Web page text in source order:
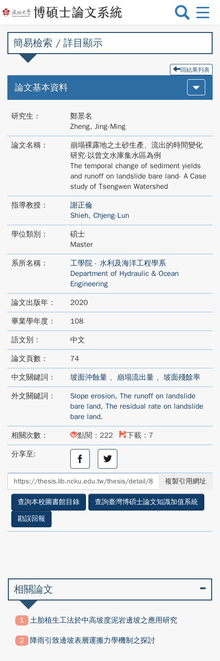
選
切
簡易檢索 / 詳目顯示
回結果列表
論文基本資料
研究生：
鄭景名
Zheng, Jing-Ming
論文名稱：
崩塌裸露地之土砂生產、流出的時間變化
研究-以曾文水庫集水區為例
The temporal change of sediment yields
and runoff on landslide bare land- A Case
study of Tsengwen Watershed
指導教授：
謝正倫
Shieh, Chjeng-Lun
學位類別：
碩士
Master
系所名稱：
工學院 - 水利及海洋工程學系
Department of Hydraulic & Ocean
Engineering
論文出版年： 2020
畢業學年度： 108
語文別： 中文
論文頁數： 74
中文關鍵詞： 坡面沖蝕量 、 崩塌流出量 、 坡面殘餘率
外文關鍵詞： Slope erosion, The runoff on landslide
bare land, The residual rate on landslide
bare land.
相關次數： 點閱：222 下載：7
分享至:
分
至
facebook
分
享
至
twitter
複製引用網址
查詢本校圖書館目錄
查詢臺灣博碩士論文知識加值系統
勘誤回報
相關論文
土胎植生工法於中高坡度泥岩邊坡之應用研究
降雨引致邊坡表層運搬力學機制之探討